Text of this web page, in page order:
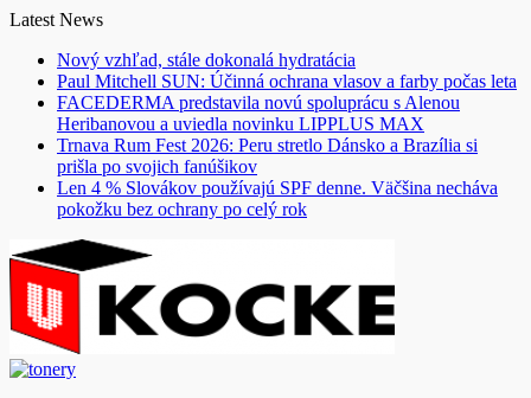
Skip
content
Latest News
Nový vzhľad, stále dokonalá hydratácia
Paul Mitchell SUN: Účinná ochrana vlasov a farby počas leta
FACEDERMA predstavila novú spoluprácu s Alenou
Heribanovou a uviedla novinku LIPPLUS MAX
Trnava Rum Fest 2026: Peru stretlo Dánsko a Brazília si
prišla po svojich fanúšikov
Len 4 % Slovákov používajú SPF denne. Väčšina necháva
pokožku bez ochrany po celý rok